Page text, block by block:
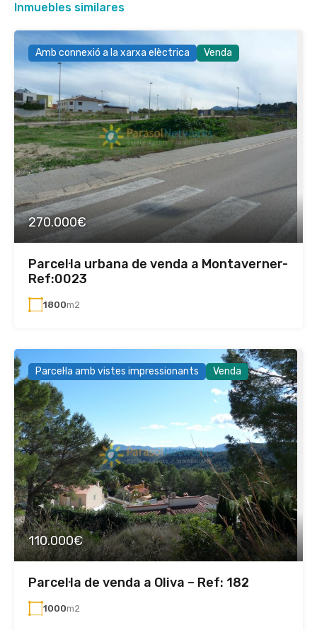
Inmuebles similares
Amb connexió a la xarxa elèctrica Venda
270.000€
Parcel·la urbana de venda a Montaverner-
Ref:0023
1800m2
Parcel·la amb vistes impressionants Venda
110.000€
Parcel·la de venda a Oliva – Ref: 182
1000m2